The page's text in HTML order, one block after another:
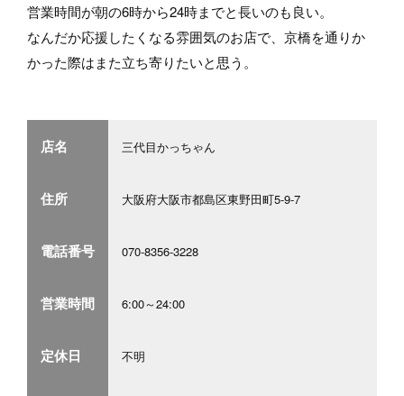
営業時間が朝の6時から24時までと長いのも良い。
なんだか応援したくなる雰囲気のお店で、京橋を通りか
かった際はまた立ち寄りたいと思う。
店名 三代目かっちゃん
住所 大阪府大阪市都島区東野田町5-9-7
電話番号 070-8356-3228
営業時間 6:00～24:00
定休日 不明